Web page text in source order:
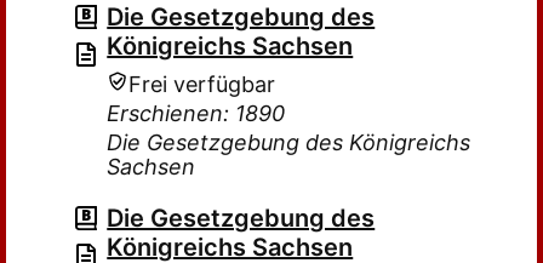
Die Gesetzgebung des
Königreichs Sachsen
Frei verfügbar
Erschienen: 1890
Die Gesetzgebung des Königreichs
Sachsen
Die Gesetzgebung des
Königreichs Sachsen